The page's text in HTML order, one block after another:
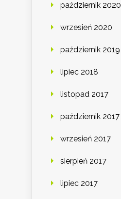
październik 2020
wrzesień 2020
październik 2019
lipiec 2018
listopad 2017
październik 2017
wrzesień 2017
sierpień 2017
lipiec 2017